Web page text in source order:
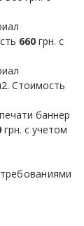
660 грн. с
Стоимость
баннер
грн. с учетом